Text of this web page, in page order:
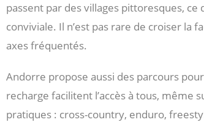
passent par des villages pittoresques, ce
conviviale. Il n’est pas rare de croiser la
axes fréquentés.
Andorre propose aussi des parcours
recharge facilitent l’accès à tous, même
pratiques : cross-country, enduro,